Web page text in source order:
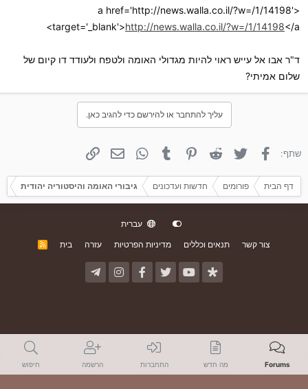
<a href='http://news.walla.co.il/?w=/1/14198'
target='_blank'>http://news.walla.co.il/?w=/1/14198</a>
ד"ר אבו אל עייש ראוי להיות מגדולי האומה ולטפח ולעודד דו קיום של
שלום אמיתי?
עליך להתחבר או להירשם כדי להגיב כאן.
שתף: פייסבוק טוויטר Reddit פינטרסט Tumblr
WhatsApp
אימייל
דף הבית פורומים חדשות ועדכונים גיבורי האומה והיסטוריה יהודית
עברית
צור קשר
תנאים וכללים מדיניות הפרטיות עזרה בית
R
Forums מה חדש התחברות הרשמה חיפוש